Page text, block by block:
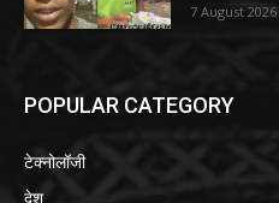
7 August 2026
POPULAR CATEGORY
टेक्नोलॉजी
देश